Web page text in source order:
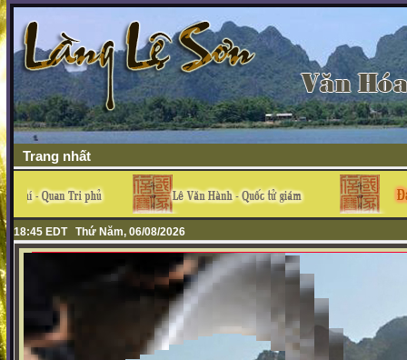
Trang nhất
18:46 EDT Thứ Năm, 06/08/2026